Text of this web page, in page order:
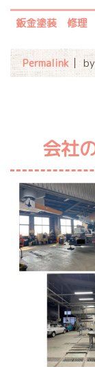
鈑金塗装 修理
Permalink
会社